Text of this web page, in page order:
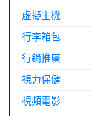
虛擬主機
行李箱包
行銷推廣
視力保健
視頻電影